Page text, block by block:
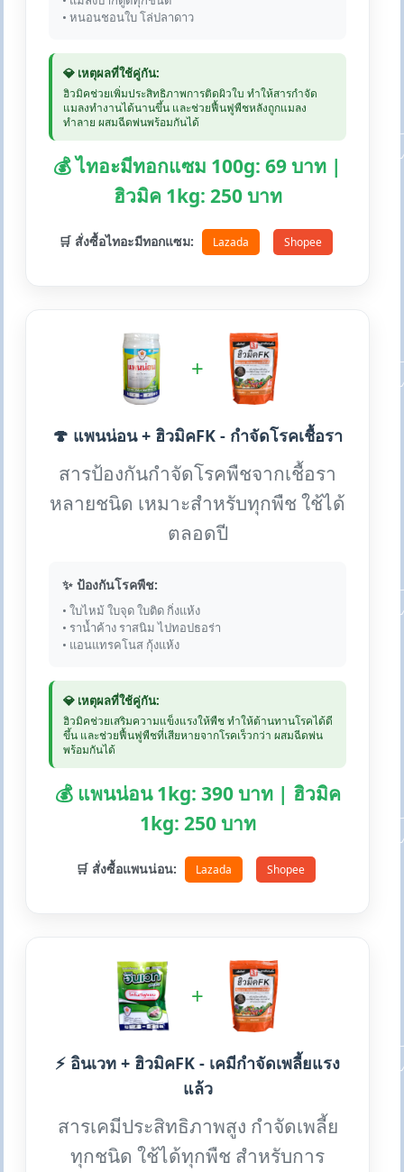
• หนอนชอนใบ โล่ปลาดาว
💎 เหตุผลที่ใช้คู่กัน:
ฮิวมิคช่วยเพิ่มประสิทธิภาพการติดผิวใบ ทำให้สารกำจัด
แมลงทำงานได้นานขึ้น และช่วยฟื้นฟูพืชหลังถูกแมลง
ทำลาย ผสมฉีดพ่นพร้อมกันได้
💰 ไทอะมีทอกแซม 100g: 69 บาท |
ฮิวมิค 1kg: 250 บาท
🛒 สั่งซื้อไทอะมีทอกแซม: Lazada Shopee
+
🍄 แพนน่อน + ฮิวมิคFK - กำจัดโรคเชื้อรา
สารป้องกันกำจัดโรคพืชจากเชื้อรา
หลายชนิด เหมาะสำหรับทุกพืช ใช้ได้
ตลอดปี
✨ ป้องกันโรคพืช:
• ใบไหม้ ใบจุด ใบติด กิ่งแห้ง
• ราน้ำค้าง ราสนิม ไปทอปธอร่า
• แอนแทรคโนส กุ้งแห้ง
💎 เหตุผลที่ใช้คู่กัน:
ฮิวมิคช่วยเสริมความแข็งแรงให้พืช ทำให้ต้านทานโรคได้ดี
ขึ้น และช่วยฟื้นฟูพืชที่เสียหายจากโรคเร็วกว่า ผสมฉีดพ่น
พร้อมกันได้
💰 แพนน่อน 1kg: 390 บาท | ฮิวมิค
1kg: 250 บาท
🛒 สั่งซื้อแพนน่อน: Lazada Shopee
+
⚡ อินเวท + ฮิวมิคFK - เคมีกำจัดเพลี้ยแรง
แล้ว
สารเคมีประสิทธิภาพสูง กำจัดเพลี้ย
ทุกชนิด ใช้ได้ทุกพืช สำหรับการ